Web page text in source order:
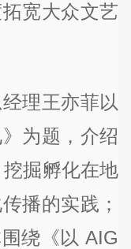
宽大众文艺
理王亦菲以
为题，介绍
掘孵化在地
播的实践；
绕《以 AIG